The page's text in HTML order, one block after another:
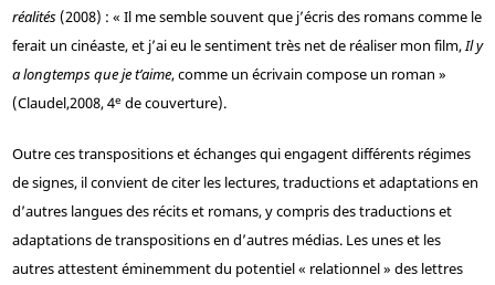
réalités(2008) : « Il me semble souvent que j’écris des romans comme le
ferait un cinéaste, et j’ai eu le sentiment très net de réaliser mon film,Il y
a longtemps que je t’aime, comme un écrivain compose un roman »
(Claudel,2008, 4e de couverture).
Outre ces transpositions et échanges qui engagent différents régimes
de signes, il convient de citer les lectures, traductions et adaptations en
d’autres langues des récits et romans, y compris des traductions et
adaptations de transpositions en d’autres médias. Les unes et les
autres attestent éminemment du potentiel « relationnel » des lettres